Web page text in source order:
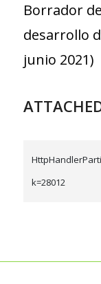
Borrador
desarrollo
junio 2021)
k=28012